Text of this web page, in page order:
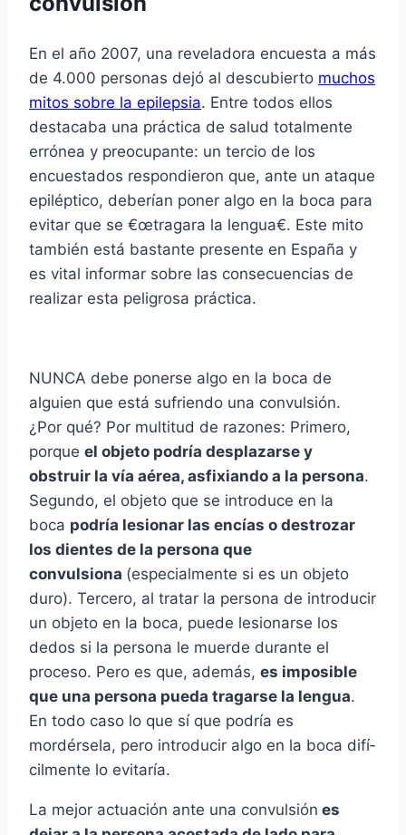
En el año 2007, una reveladora encuesta a más
de 4.000 personas dejó al descubierto muchos
mitos sobre la epilepsia. Entre todos ellos
destacaba una práctica de salud totalmente
errónea y preocupante: un tercio de los
encuestados respondieron que, ante un ataque
epiléptico, deberí­an poner algo en la boca para
evitar que se €œtragara la lengua€. Este mito
también está bastante presente en España y
es vital informar sobre las consecuencias de
realizar esta peligrosa práctica.
NUNCA debe ponerse algo en la boca de
alguien que está sufriendo una convulsión.
¿Por qué? Por multitud de razones: Primero,
porque el objeto podrí­a desplazarse y
obstruir la ví­a aérea, asfixiando a la persona.
Segundo, el objeto que se introduce en la
boca podrí­a lesionar las encí­as o destrozar
los dientes de la persona que
convulsiona (especialmente si es un objeto
duro). Tercero, al tratar la persona de introducir
un objeto en la boca, puede lesionarse los
dedos si la persona le muerde durante el
proceso. Pero es que, además, es imposible
que una persona pueda tragarse la lengua.
En todo caso lo que sí­ que podrí­a es
mordérsela, pero introducir algo en la boca difí­
cilmente lo evitarí­a.
La mejor actuación ante una convulsión es